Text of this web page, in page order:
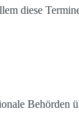
diese
Behörden